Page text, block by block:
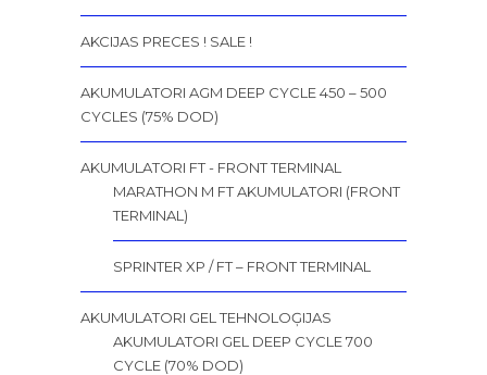
AKCIJAS PRECES ! SALE !
AKUMULATORI AGM DEEP CYCLE 450 – 500
CYCLES (75% DOD)
AKUMULATORI FT - FRONT TERMINAL
MARATHON M FT AKUMULATORI (FRONT
TERMINAL)
SPRINTER XP / FT – FRONT TERMINAL
AKUMULATORI GEL TEHNOLOĢIJAS
AKUMULATORI GEL DEEP CYCLE 700
CYCLE (70% DOD)